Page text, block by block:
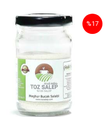
%17